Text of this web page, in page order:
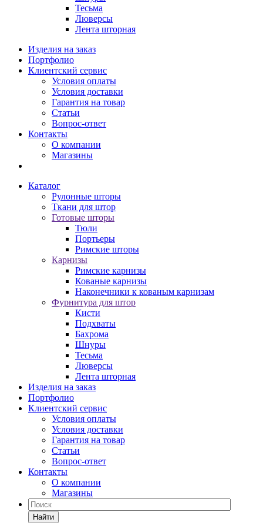
Тесьма
Люверсы
Лента шторная
Изделия на заказ
Портфолио
Клиентский сервис
Условия оплаты
Условия доставки
Гарантия на товар
Статьи
Вопрос-ответ
Контакты
О компании
Магазины
Каталог
Рулонные шторы
Ткани для штор
Готовые шторы
Тюли
Портьеры
Римские шторы
Карнизы
Римские карнизы
Кованые карнизы
Наконечники к кованым карнизам
Фурнитура для штор
Кисти
Подхваты
Бахрома
Шнуры
Тесьма
Люверсы
Лента шторная
Изделия на заказ
Портфолио
Клиентский сервис
Условия оплаты
Условия доставки
Гарантия на товар
Статьи
Вопрос-ответ
Контакты
О компании
Магазины
Найти